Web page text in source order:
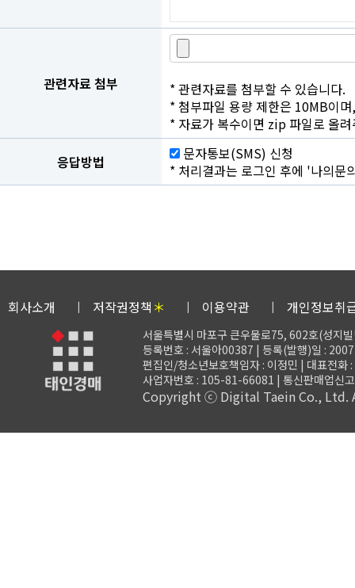
관련자료 첨부
* 관련자료를 첨부할 수 있습니다.
* 첨부파일 용량 제한은 10MB이
* 자료가 복수이면 zip 파일로 올
응답방법
문자통보(SMS) 신청
* 처리결과는 로그인 후에 '나의문
회사소개 저작권정책 ＊ 이용약관 개인정보취
서울특별시 마포구 큰우물로75, 602호(성지
등록번호 : 서울아00387 | 등록(발행)일 :
편집인/청소년보호책임자 : 이정민 | 대표전
사업자번호 : 105-81-66081 | 통신판매업
Copyright ⓒ Digital Taein Co., Ltd.